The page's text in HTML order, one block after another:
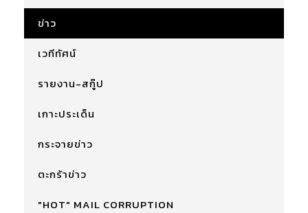
ข่าว
เวทีทัศน์
รายงาน-สกู๊ป
เกาะประเด็น
กระจายข่าว
ตะกร้าข่าว
"HOT" MAIL CORRUPTION